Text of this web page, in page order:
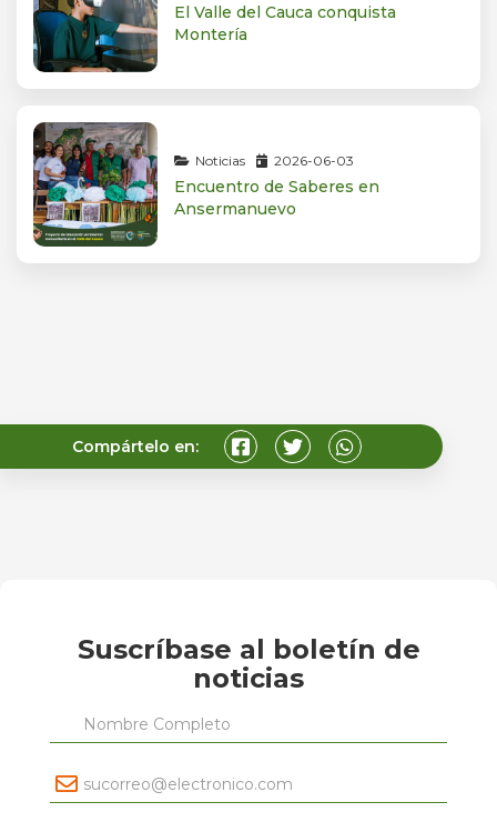
El Valle del Cauca conquista
Montería
Noticias 2026-06-03
Encuentro de Saberes en
Ansermanuevo
Compártelo en:
Suscríbase al boletín de
noticias